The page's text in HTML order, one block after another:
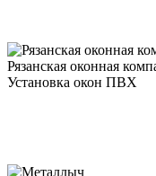
Рязанская оконная
Установка окон ПВХ